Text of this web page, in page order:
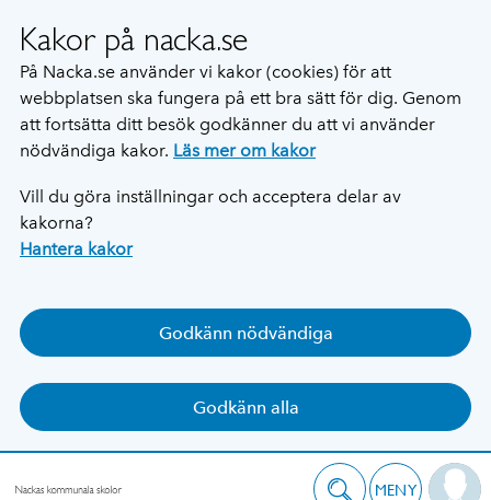
Kakor på nacka.se
På Nacka.se använder vi kakor (cookies) för att
webbplatsen ska fungera på ett bra sätt för dig. Genom
att fortsätta ditt besök godkänner du att vi använder
nödvändiga kakor. Läs mer om kakor
Vill du göra inställningar och acceptera delar av
kakorna?
Hantera kakor
Godkänn nödvändiga
Godkänn alla
MENY